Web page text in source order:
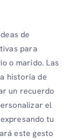
de
para
o marido. Las
historia de
un recuerdo
el
tu
este gesto